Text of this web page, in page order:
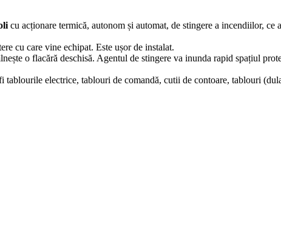
cu acționare termică, autonom și automat, de stingere a incendiilor, ce
cu care vine echipat. Este ușor de instalat.
o flacără deschisă. Agentul de stingere va inunda rapid spațiul
electrice, tablouri de comandă, cutii de contoare, tablouri